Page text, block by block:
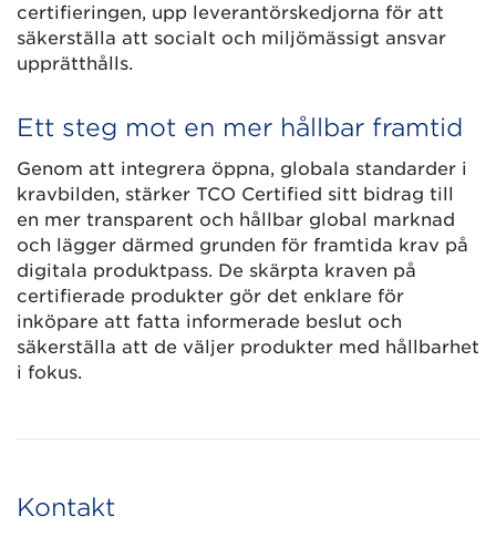
certifieringen, upp leverantörskedjorna för att
säkerställa att socialt och miljömässigt ansvar
upprätthålls.
Ett steg mot en mer hållbar framtid
Genom att integrera öppna, globala standarder i
kravbilden, stärker TCO Certified sitt bidrag till
en mer transparent och hållbar global marknad
och lägger därmed grunden för framtida krav på
digitala produktpass. De skärpta kraven på
certifierade produkter gör det enklare för
inköpare att fatta informerade beslut och
säkerställa att de väljer produkter med hållbarhet
i fokus.
Kontakt